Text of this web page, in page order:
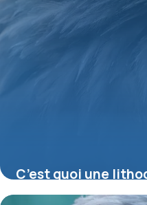
C’est quoi une
la valeur) ?